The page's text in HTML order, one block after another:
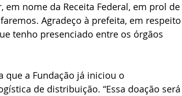
nome da Receita Federal, em prol de
Agradeço à prefeita, em respeito
tenho presenciado entre os órgãos
que a Fundação já iniciou o
de distribuição. “Essa doação será